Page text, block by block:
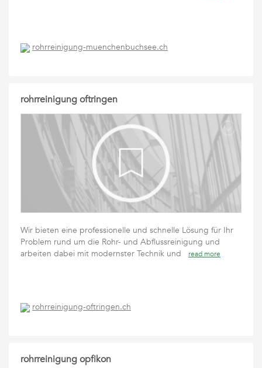
rohrreinigung-muenchenbuchsee.ch
rohrreinigung oftringen
Wir bieten eine professionelle und schnelle Lösung für Ihr
Problem rund um die Rohr- und Abflussreinigung und
arbeiten dabei mit modernster Technik und
read more
rohrreinigung-oftringen.ch
rohrreinigung opfikon